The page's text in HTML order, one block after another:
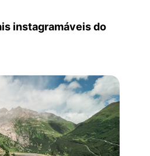
instagramáveis do